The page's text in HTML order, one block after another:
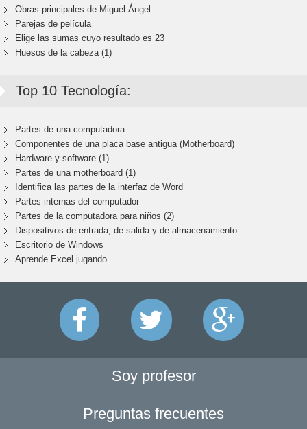
Obras principales de Miguel Ángel
Parejas de película
Elige las sumas cuyo resultado es 23
Huesos de la cabeza (1)
Top 10 Tecnología:
Partes de una computadora
Componentes de una placa base antigua (Motherboard)
Hardware y software (1)
Partes de una motherboard (1)
Identifica las partes de la interfaz de Word
Partes internas del computador
Partes de la computadora para niños (2)
Dispositivos de entrada, de salida y de almacenamiento
Escritorio de Windows
Aprende Excel jugando
Soy profesor
Preguntas frecuentes